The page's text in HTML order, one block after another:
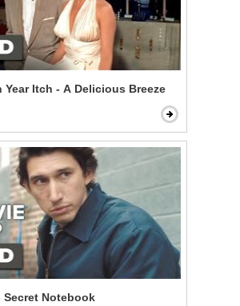
Year Itch - A Delicious Breeze
Secret Notebook